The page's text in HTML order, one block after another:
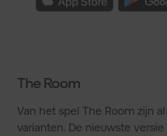
The Room
Van het spel The Room zijn
varianten. De nieuwste versie